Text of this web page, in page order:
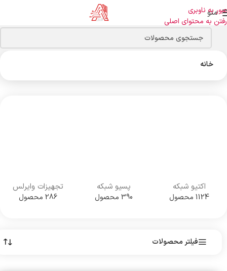
عبور به ناوبری
رفتن به محتوای اصلی
منو
خانه
اکتیو شبکه
1124 محصول
پسیو شبکه
390 محصول
تجهیزات وایرلس
286 محصول
فیلتر محصولات